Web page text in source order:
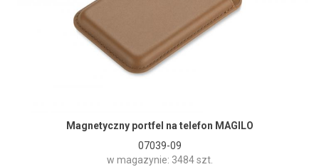
Magnetyczny portfel na telefon MAGILO
07039-09
w magazynie: 3484 szt.